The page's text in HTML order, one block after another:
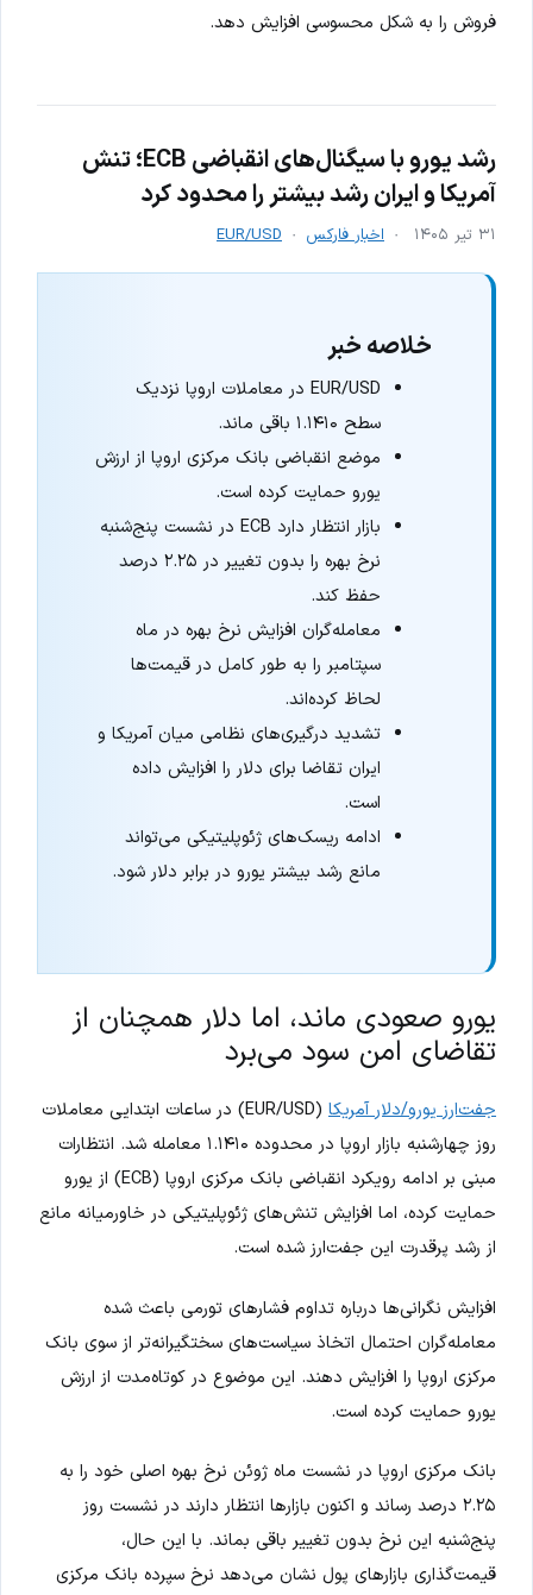
فروش را به شکل محسوسی افزایش دهد.
رشد یورو با سیگنال‌های انقباضی ECB؛ تنش
آمریکا و ایران رشد بیشتر را محدود کرد
۳۱ تیر ۱۴۰۵ اخبار فارکس EUR/USD
خلاصه خبر
EUR/USD در معاملات اروپا نزدیک
سطح ۱.۱۴۱۰ باقی ماند.
موضع انقباضی بانک مرکزی اروپا از ارزش
یورو حمایت کرده است.
بازار انتظار دارد ECB در نشست پنج‌شنبه
نرخ بهره را بدون تغییر در ۲.۲۵ درصد
حفظ کند.
معامله‌گران افزایش نرخ بهره در ماه
سپتامبر را به طور کامل در قیمت‌ها
لحاظ کرده‌اند.
تشدید درگیری‌های نظامی میان آمریکا و
ایران تقاضا برای دلار را افزایش داده
است.
ادامه ریسک‌های ژئوپلیتیکی می‌تواند
مانع رشد بیشتر یورو در برابر دلار شود.
یورو صعودی ماند، اما دلار همچنان از
تقاضای امن سود می‌برد
جفت‌ارز یورو/دلار آمریکا
(EUR/USD) در ساعات ابتدایی معاملات
روز چهارشنبه بازار اروپا در محدوده ۱.۱۴۱۰ معامله شد. انتظارات
مبنی بر ادامه رویکرد انقباضی بانک مرکزی اروپا (ECB) از یورو
حمایت کرده، اما افزایش تنش‌های ژئوپلیتیکی در خاورمیانه مانع
از رشد پرقدرت این جفت‌ارز شده است.
افزایش نگرانی‌ها درباره تداوم فشارهای تورمی باعث شده
معامله‌گران احتمال اتخاذ سیاست‌های سختگیرانه‌تر از سوی بانک
مرکزی اروپا را افزایش دهند. این موضوع در کوتاه‌مدت از ارزش
یورو حمایت کرده است.
بانک مرکزی اروپا در نشست ماه ژوئن نرخ بهره اصلی خود را به
۲.۲۵ درصد رساند و اکنون بازارها انتظار دارند در نشست روز
پنج‌شنبه این نرخ بدون تغییر باقی بماند. با این حال،
قیمت‌گذاری بازارهای پول نشان می‌دهد نرخ سپرده بانک مرکزی